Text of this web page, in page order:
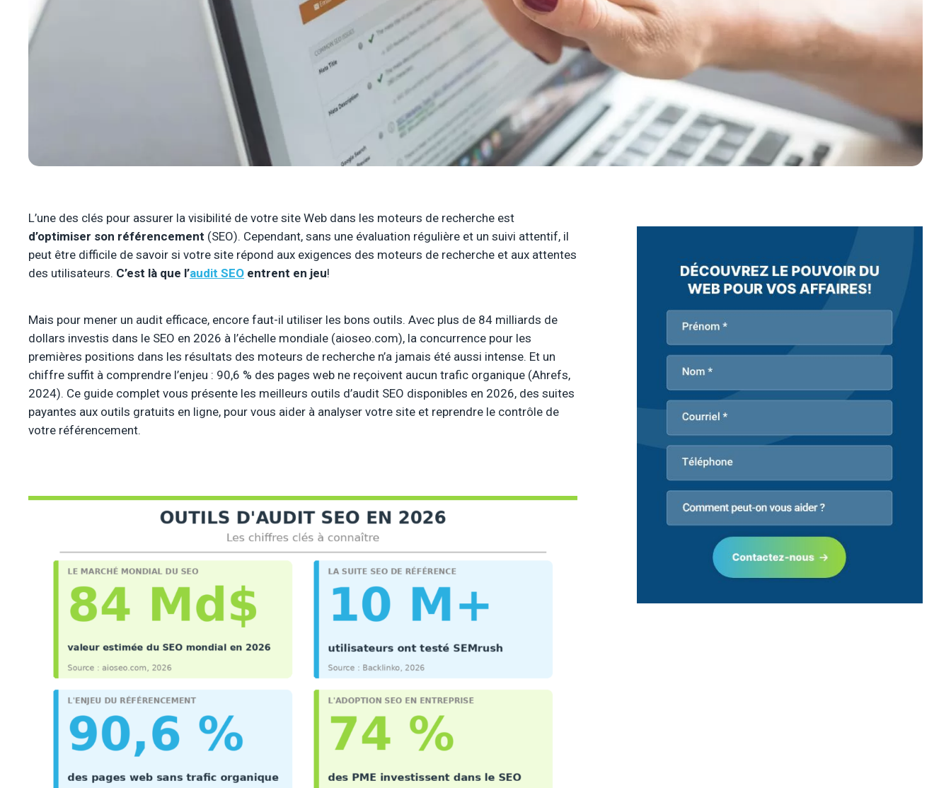
L’une des clés pour assurer la visibilité de votre site Web dans les moteurs de recherche est
d’optimiser son référencement (SEO). Cependant, sans une évaluation régulière et un suivi attentif, il
peut être difficile de savoir si votre site répond aux exigences des moteurs de recherche et aux attentes
des utilisateurs. C’est là que l’audit SEO entrent en jeu!
Mais pour mener un audit efficace, encore faut-il utiliser les bons outils. Avec plus de 84 milliards de
dollars investis dans le SEO en 2026 à l’échelle mondiale (aioseo.com), la concurrence pour les
premières positions dans les résultats des moteurs de recherche n’a jamais été aussi intense. Et un
chiffre suffit à comprendre l’enjeu : 90,6 % des pages web ne reçoivent aucun trafic organique (Ahrefs,
2024). Ce guide complet vous présente les meilleurs outils d’audit SEO disponibles en 2026, des suites
payantes aux outils gratuits en ligne, pour vous aider à analyser votre site et reprendre le contrôle de
votre référencement.